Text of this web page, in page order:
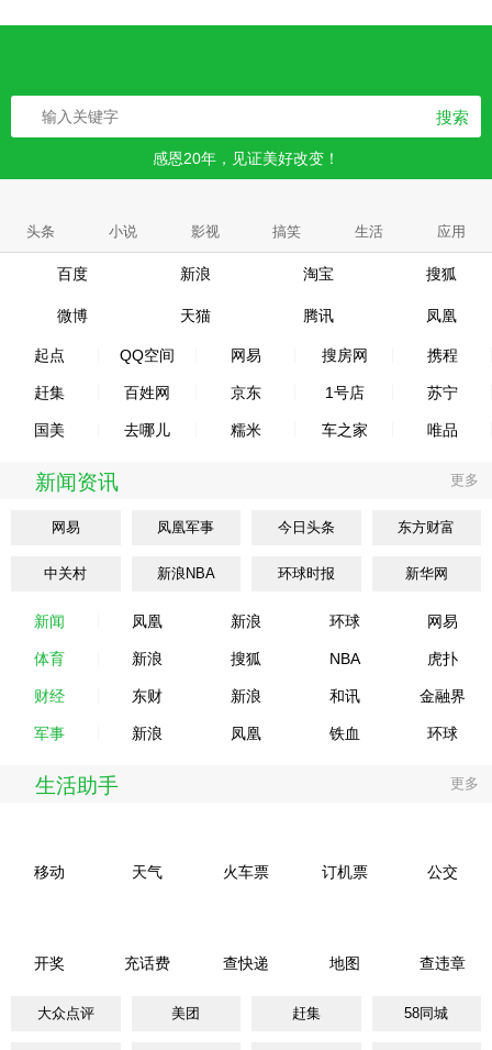
搜索
感恩20年，见证美好改变！
头条 小说 影视 搞笑 生活 应用
百度 新浪 淘宝 搜狐
微博 天猫 腾讯 凤凰
起点 QQ空间 网易 搜房网 携程
赶集 百姓网 京东 1号店 苏宁
国美 去哪儿 糯米 车之家 唯品
新闻资讯 更多
网易 凤凰军事 今日头条 东方财富
中关村 新浪NBA 环球时报 新华网
新闻 凤凰 新浪 环球 网易
体育 新浪 搜狐 NBA 虎扑
财经 东财 新浪 和讯 金融界
军事 新浪 凤凰 铁血 环球
生活助手 更多
移动 天气 火车票 订机票 公交
开奖 充话费 查快递 地图 查违章
大众点评 美团 赶集 58同城